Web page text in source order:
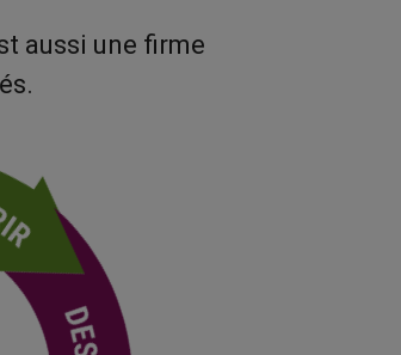
aussi une firme